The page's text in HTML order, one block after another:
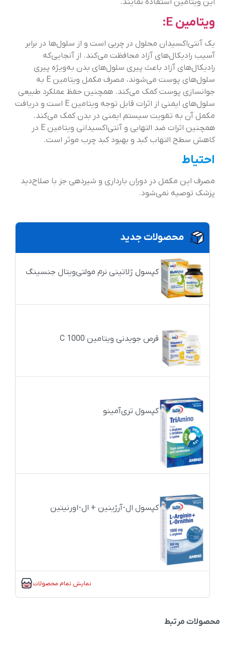
این ویتامین استفاده نمایند.
ویتامین E:
یک آنتی‌اکسیدان محلول در چربی است و از سلول‌ها در برابر
آسیب‌ رادیکال‌‌های آزاد محافظت می‌کند. از آنجایی‌که
رادیکال‌های آزاد باعث پیری سلول‌های بدن به‌ویژه پیری
سلول‌های پوست می‌شوند، مصرف مکمل ویتامین E به
جوانسازی پوست کمک می‌کند. همچنین حفظ عملکرد طبیعی
سلول‌های ایمنی از اثرات قابل توجه ویتامین E است و دریافت
مکمل آن به تقویت سیستم ایمنی در بدن کمک می‌کند.
همچنین اثرات ضد التهابی و آنتی‌اکسیدانی ویتامین E در
کاهش سطح التهاب کبد و بهبود کبد چرب موثر است.
احتیاط
مصرف این مکمل در دوران بارداری و شیردهی جز با صلاح‌دید
پزشک توصیه نمی‌شود.
محصولات جدید
کپسول ژلاتینی نرم مولتی‌ویتال جنسینگ
قرص جویدنی ویتامین C 1000
کپسول تری‌آمینو
کپسول ال-آرژینین + ال-اورنیتین
نمایش تمام محصولات
محصولات مرتبط